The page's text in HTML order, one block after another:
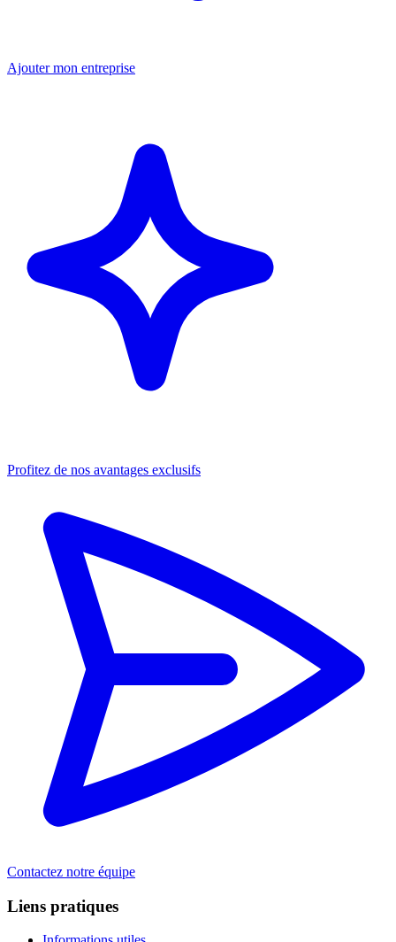
Ajouter mon entreprise
Profitez de nos avantages exclusifs
Contactez notre équipe
Liens pratiques